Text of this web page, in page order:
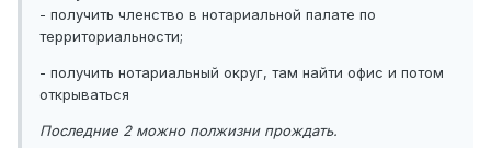
- получить членство в нотариальной палате по
территориальности;
- получить нотариальный округ, там найти офис и потом
открываться
Последние 2 можно полжизни прождать.